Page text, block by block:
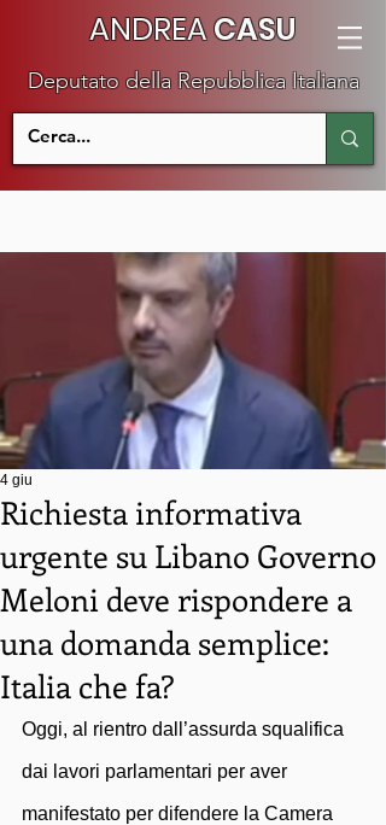
ANDREACASU
Deputato della Repubblica Italiana
Richiesta informativa
urgente su Libano Governo
Meloni deve rispondere a
una domanda semplice:
Italia che fa?
4 giu
Oggi, al rientro dall’assurda squalifica
dai lavori parlamentari per aver
manifestato per difendere la Camera